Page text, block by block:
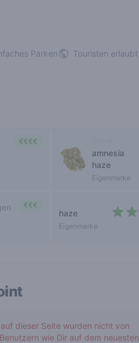
Parken Touristen erlaubt
€€€€
amnesia
haze
Eigenmarke
€€€
haze
Eigenmarke
dieser Seite wurden nicht von
wie Dir auf dem neuesten